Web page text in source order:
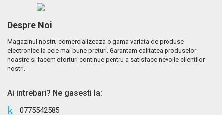
Despre Noi
Magazinul nostru comercializeaza o gama variata de produse
electronice la cele mai bune preturi. Garantam calitatea produselor
noastre si facem eforturi continue pentru a satisface nevoile clientilor
nostri.
Ai intrebari? Ne gasesti la:
0775542585